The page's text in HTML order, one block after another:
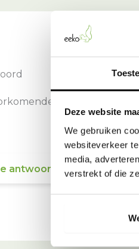
Deze website
We gebruiken
websiteverkeer
media,
verstrekt of die
vragen over onze
antwoorden